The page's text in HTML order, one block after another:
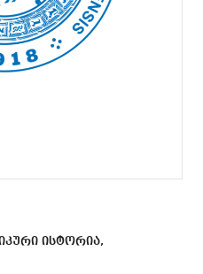
ისტორია,